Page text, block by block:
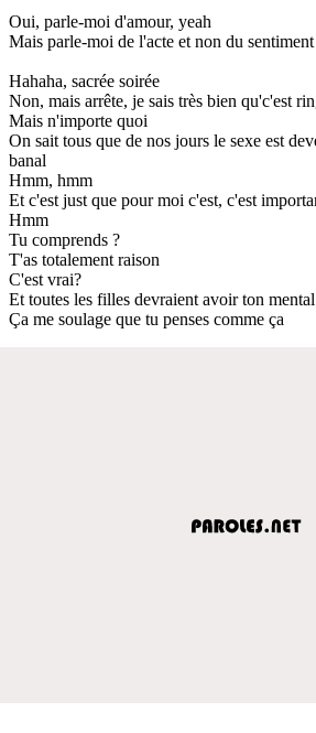
Oui, parle-moi d'amour, yeah
Mais parle-moi de l'acte et non du sentiment
Hahaha, sacrée soirée
Non, mais arrête, je sais très bien qu'c'est
Mais n'importe quoi
On sait tous que de nos jours le sexe est
banal
Hmm, hmm
Et c'est just que pour moi c'est, c'est
Hmm
Tu comprends ?
T'as totalement raison
C'est vrai?
Et toutes les filles devraient avoir ton mental
Ça me soulage que tu penses comme ça